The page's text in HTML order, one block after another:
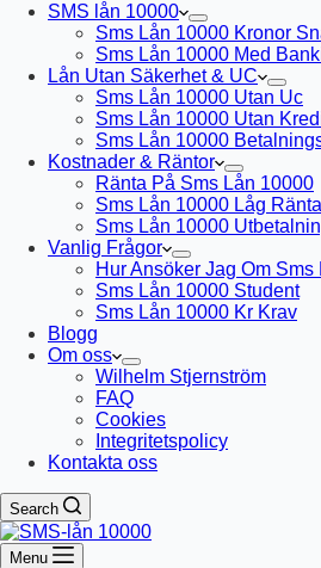
SMS lån 10000
Sms Lån 10000 Kronor
Sms Lån 10000 Med
Lån Utan Säkerhet & UC
Sms Lån 10000 Utan Uc
Sms Lån 10000 Utan
Sms Lån 10000
Kostnader & Räntor
Ränta På Sms Lån 10000
Sms Lån 10000 Låg Ränta
Sms Lån 10000
Vanlig Frågor
Hur Ansöker Jag Om Sms
Sms Lån 10000 Student
Sms Lån 10000 Kr Krav
Blogg
Om oss
Wilhelm Stjernström
FAQ
Cookies
Integritetspolicy
Kontakta oss
Search
Menu